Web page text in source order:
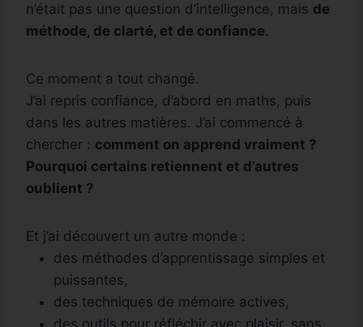
n’était pas une question d’intelligence, mais de
méthode, de clarté, et de confiance.
Ce moment a tout changé.
J’ai repris confiance, d’abord en maths, puis
dans les autres matières. J’ai commencé à
chercher : comment on apprend vraiment ?
Pourquoi certains retiennent et d’autres
oublient ?
Et j’ai découvert un autre monde :
des méthodes d’apprentissage simples et
puissantes,
des techniques de mémoire actives,